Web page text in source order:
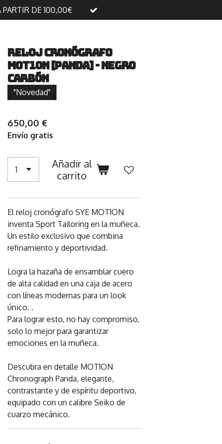
DE 100,00€
RELOJ Cronógrafo
MOT1ON [Panda] - Negro
carbón
"Novedad"
650,00 €
Envío gratis
Añadir al
carrito
El reloj cronógrafo SYE MOT1ON
inventa Sport Tailoring en la muñeca.
Un estilo exclusivo que combina
refinamiento y deportividad.
Logra la hazaña de ensamblar cuero
de alta calidad en una caja de acero
con líneas modernas para un look
único. .
Para lograr esto, no hay compromiso,
solo lo mejor para garantizar
emociones en la muñeca.
Descubra en detalle MOT1ON
Chronograph Panda, elegante,
contrastante y de espíritu deportivo,
equipado con un calibre Seiko de
cuarzo mecánico.